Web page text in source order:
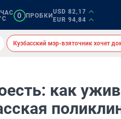
0 ПРОБКИ
USD 82,17
EUR 94,84
Кузбасский мэр-взяточник хочет
как